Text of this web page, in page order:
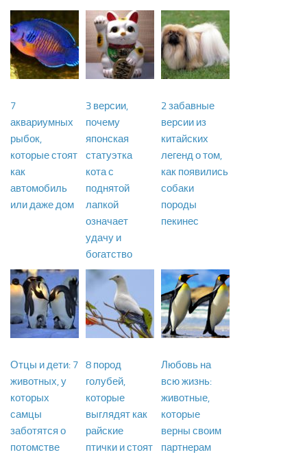
7
аквариумных
рыбок,
которые стоят
как
автомобиль
или даже дом
3 версии,
почему
японская
статуэтка
кота с
поднятой
лапкой
означает
удачу и
богатство
2 забавные
версии из
китайских
легенд о том,
как появились
собаки
породы
пекинес
Отцы и дети: 7
животных, у
которых
самцы
заботятся о
потомстве
8 пород
голубей,
которые
выглядят как
райские
птички и стоят
Любовь на
всю жизнь:
животные,
которые
верны своим
партнерам